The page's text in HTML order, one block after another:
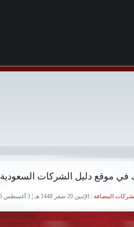
في موقع دليل الشركات السعودية
المضافة : الإثنين 20 صفر 1448 هـ | 3 أغسطس 2026 م